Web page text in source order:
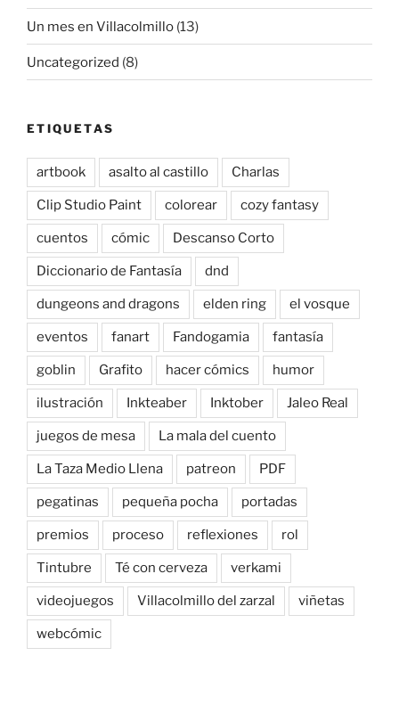
Un mes en Villacolmillo (13)
Uncategorized (8)
ETIQUETAS
artbook asalto al castillo Charlas
Clip Studio Paint colorear cozy fantasy
cuentos cómic Descanso Corto
Diccionario de Fantasía dnd
dungeons and dragons elden ring el vosque
eventos fanart Fandogamia fantasía
goblin Grafito hacer cómics humor
ilustración Inkteaber Inktober Jaleo Real
juegos de mesa La mala del cuento
La Taza Medio Llena patreon PDF
pegatinas pequeña pocha portadas
premios proceso reflexiones rol
Tintubre Té con cerveza verkami
videojuegos Villacolmillo del zarzal viñetas
webcómic